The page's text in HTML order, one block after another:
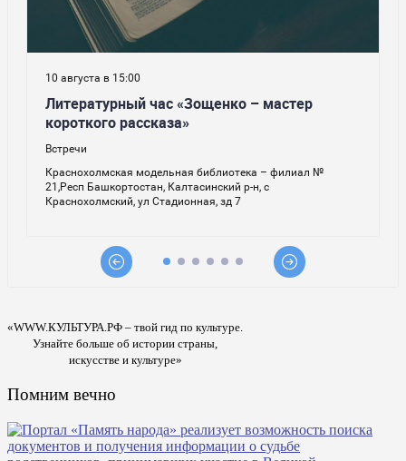
«WWW.КУЛЬТУРА.РФ – твой гид по культуре.
Узнайте больше об истории страны,
искусстве и культуре»
Помним вечно